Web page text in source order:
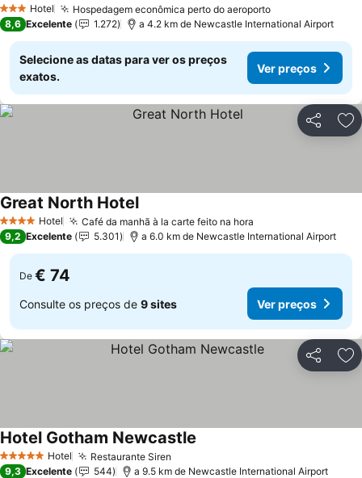
3 EstrelasHotel
Hospedagem econômica perto do aeroporto
8,6 Excelente 1.272 a 4.2 km de Newcastle International Airport
Selecione as datas para ver os preços
exatos.
Ver preços
Partilhar
4 EstrelasHotel Café da manhã à la carte feito na hora
Great North Hotel
9,2 Excelente 5.301 a 6.0 km de Newcastle International Airport
De € 74
Consulte os preços de 9 sites Ver preços
Partilhar
5 Estrelas Hotel Restaurante Siren
Hotel Gotham Newcastle
9,3 Excelente 544 a 9.5 km de Newcastle International Airport